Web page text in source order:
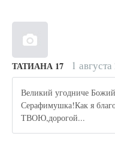
ТАТИАНА 17 1
Великий угодниче
Серафимушка!Как я
ТВОЮ,дорогой...